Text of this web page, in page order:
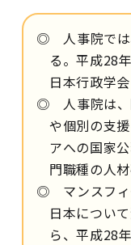
◎ 人事院では
る。平成28
日本行政学
◎ 人事院は、
や個別の支
アへの国家
門職種の人
◎ マンスフィ
日本につい
ら、平成28